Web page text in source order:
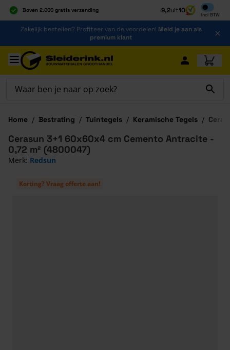
Boven 2.000 gratis verzending
Al 40 jaar dé specialist
Alles onder één dak
9,2uit10
Incl BTW
Inclusief
Ga naar de inhoud
Zakelijk bestellen? Profiteer van de voordelen! Meld je aan als
premium klant
Ga naar hoofdinhoud
Home / Bestrating / Tuintegels / Keramische Tegels /
Korting? Vraag offerte aan!
Cerasun 3+1 60x60x4 cm Cemento Antracite -
0,72 m² (4800047)
Merk: Redsun